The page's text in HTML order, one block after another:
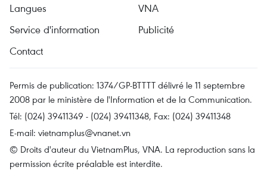
Langues
VNA
Service d'information
Publicité
Contact
Permis de publication: 1374/GP-BTTTT délivré le 11 septembre
2008 par le ministère de l'Information et de la Communication.
Tél: (024) 39411349 - (024) 39411348, Fax: (024) 39411348
E-mail: vietnamplus@vnanet.vn
© Droits d'auteur du VietnamPlus, VNA. La reproduction sans la
permission écrite préalable est interdite.